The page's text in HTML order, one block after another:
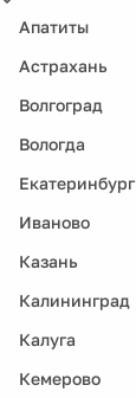
Апатиты
Астрахань
Волгоград
Вологда
Екатеринбург
Иваново
Казань
Калининград
Калуга
Кемерово